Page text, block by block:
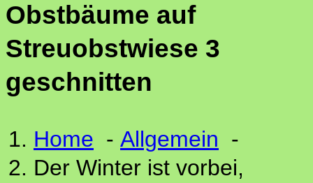
Obstbäume auf
Streuobstwiese 3
geschnitten
Home - Allgemein -
Der Winter ist vorbei,